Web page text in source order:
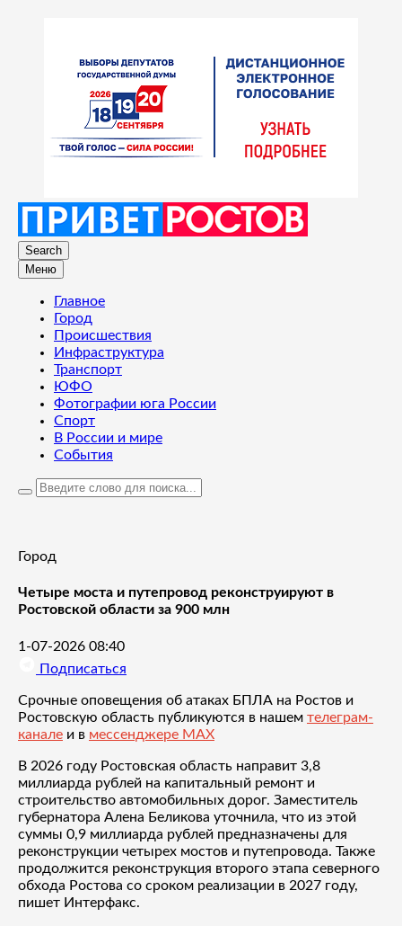
Search
Меню
Главное
Город
Происшествия
Инфраструктура
Транспорт
ЮФО
Фотографии юга России
Спорт
В России и мире
События
Город
Четыре моста и путепровод реконструируют в
Ростовской области за 900 млн
1-07-2026 08:40
Подписаться
Срочные оповещения об атаках БПЛА на Ростов и
Ростовскую область публикуются в нашем телеграм-
канале и в мессенджере MAX
В 2026 году Ростовская область направит 3,8
миллиарда рублей на капитальный ремонт и
строительство автомобильных дорог. Заместитель
губернатора Алена Беликова уточнила, что из этой
суммы 0,9 миллиарда рублей предназначены для
реконструкции четырех мостов и путепровода. Также
продолжится реконструкция второго этапа северного
обхода Ростова со сроком реализации в 2027 году,
пишет Интерфакс.